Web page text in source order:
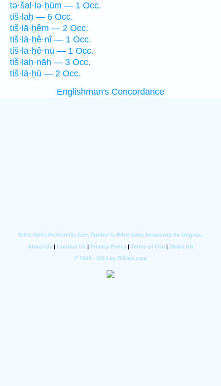
tə·šal·lə·ḥūm — 1 Occ.
tiš·laḥ — 6 Occ.
tiš·lā·ḥêm — 2 Occ.
tiš·lā·ḥê·nî — 1 Occ.
tiš·lā·ḥê·nū — 1 Occ.
tiš·laḥ·nāh — 3 Occ.
tiš·lā·ḥū — 2 Occ.
Englishman's Concordance